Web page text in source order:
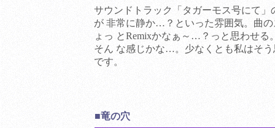
サウンドトラック「タガーモス号にて」
が 非常に静か…？といった雰囲気。曲
ょっ とRemixかなぁ～…？っと思わせる
そん な感じかな…。少なくとも私はそ
です。
■竜の穴